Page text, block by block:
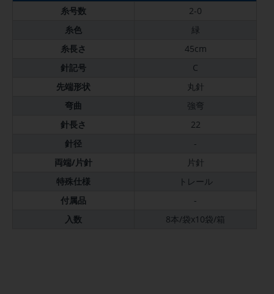
糸号数
2-0
糸色
緑
糸長さ
45cm
針記号
C
先端形状
丸針
弯曲
強弯
針長さ
22
針径
-
両端/片針
片針
特殊仕様
トレール
付属品
-
入数
8本/袋x10袋/箱